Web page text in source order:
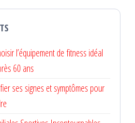
l’équipement de fitness idéal
60 ans
ses signes et symptômes pour